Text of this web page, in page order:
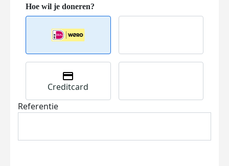
Creditcard
Referentie